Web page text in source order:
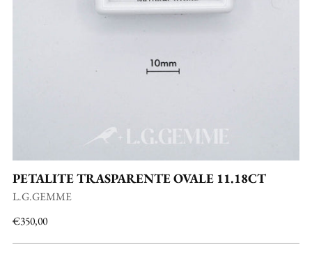
PETALITE TRASPARENTE OVALE 11.18CT
L.G.GEMME
Prezzo
€350,00